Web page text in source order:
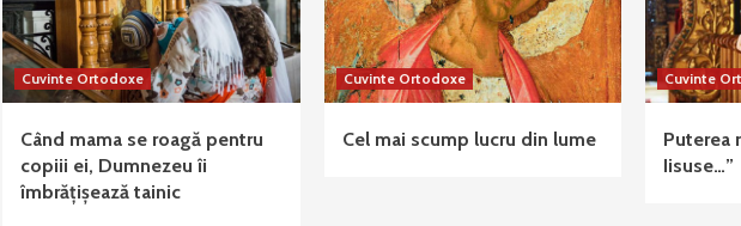
Cuvinte Ortodoxe
Când mama se roagă pentru
copiii ei, Dumnezeu îi
îmbrățișează tainic
Cuvinte Ortodoxe
Cel mai scump lucru din lume
Cuvinte
Puterea
Iisuse…”